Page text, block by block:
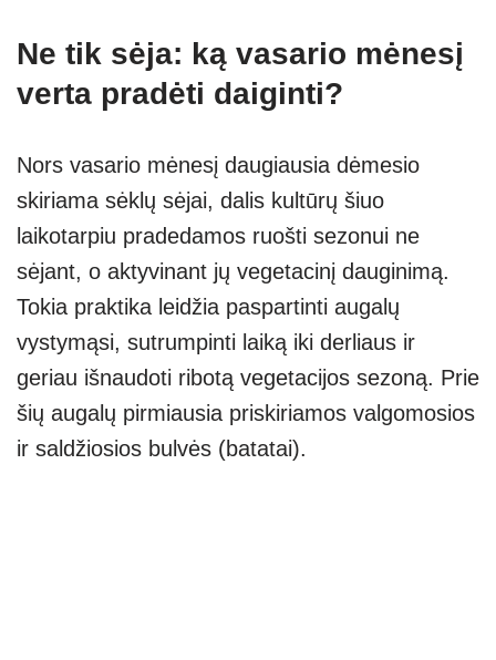
Ne tik sėja: ką vasario mėnesį
verta pradėti daiginti?
Nors vasario mėnesį daugiausia dėmesio
skiriama sėklų sėjai, dalis kultūrų šiuo
laikotarpiu pradedamos ruošti sezonui ne
sėjant, o aktyvinant jų vegetacinį dauginimą.
Tokia praktika leidžia paspartinti augalų
vystymąsi, sutrumpinti laiką iki derliaus ir
geriau išnaudoti ribotą vegetacijos sezoną. Prie
šių augalų pirmiausia priskiriamos valgomosios
ir saldžiosios bulvės (batatai).